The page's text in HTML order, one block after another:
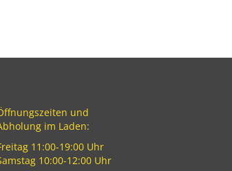
und
im Laden:
11:00-19:00 Uhr
10:00-12:00 Uhr